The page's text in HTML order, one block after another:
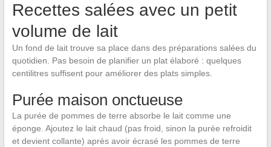
Recettes salées avec un petit
volume de lait
Un fond de lait trouve sa place dans des préparations salées du
quotidien. Pas besoin de planifier un plat élaboré : quelques
centilitres suffisent pour améliorer des plats simples.
Purée maison onctueuse
La purée de pommes de terre absorbe le lait comme une
éponge. Ajoutez le lait chaud (pas froid, sinon la purée refroidit
et devient collante) après avoir écrasé les pommes de terre